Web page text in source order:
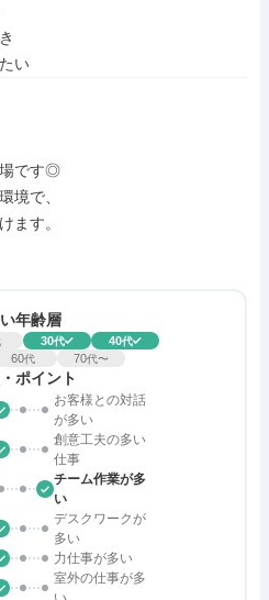
い
です◎
境で、
ます。
年齢層
30代 40代
60代 70代〜
ポイント
お客様との対話
が多い
創意工夫の多い
仕事
チーム作業が多
い
デスクワークが
多い
力仕事が多い
室外の仕事が多